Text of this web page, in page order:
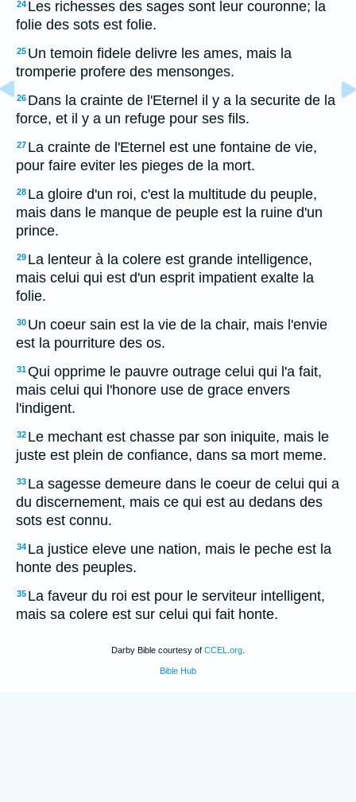
24 Les richesses des sages sont leur couronne; la
folie des sots est folie.
25 Un temoin fidele delivre les ames, mais la
tromperie profere des mensonges.
26 Dans la crainte de l'Eternel il y a la securite de la
force, et il y a un refuge pour ses fils.
27 La crainte de l'Eternel est une fontaine de vie,
pour faire eviter les pieges de la mort.
28 La gloire d'un roi, c'est la multitude du peuple,
mais dans le manque de peuple est la ruine d'un
prince.
29 La lenteur à la colere est grande intelligence,
mais celui qui est d'un esprit impatient exalte la
folie.
30 Un coeur sain est la vie de la chair, mais l'envie
est la pourriture des os.
31Qui opprime le pauvre outrage celui qui l'a fait,
mais celui qui l'honore use de grace envers
l'indigent.
32 Le mechant est chasse par son iniquite, mais le
juste est plein de confiance, dans sa mort meme.
33 La sagesse demeure dans le coeur de celui qui a
du discernement, mais ce qui est au dedans des
sots est connu.
34 La justice eleve une nation, mais le peche est la
honte des peuples.
35 La faveur du roi est pour le serviteur intelligent,
mais sa colere est sur celui qui fait honte.
Darby Bible courtesy of CCEL.org
Bible Hub